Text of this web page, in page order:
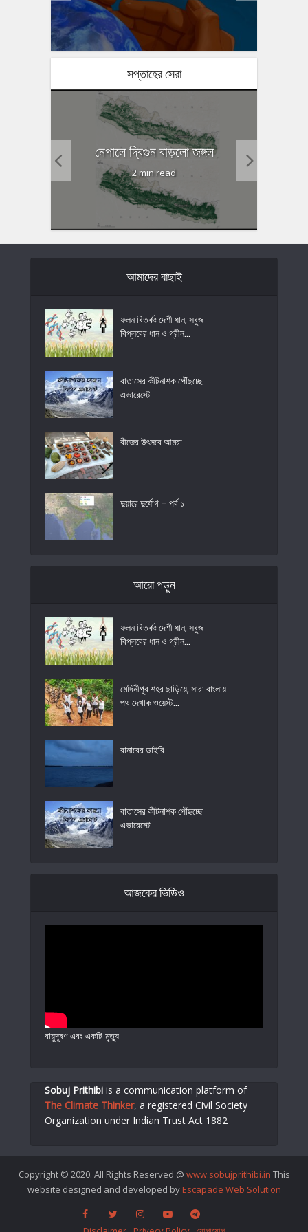
সপ্তাহের সেরা
নেপালে দ্বিগুন বাড়লো জঙ্গল
2 min read
আমাদের বাছাই
ফলন বিতর্কঃ দেশী ধান, সবুজ
বিপ্লবের ধান ও গ্রীন...
বাতাসের কীটনাশক পৌঁছচ্ছে
এভারেস্টে
বীজের উৎসবে আমরা
দুয়ারে দুর্যোগ – পর্ব ১
আরো পড়ুন
ফলন বিতর্কঃ দেশী ধান, সবুজ
বিপ্লবের ধান ও গ্রীন...
মেদিনীপুর শহর ছাড়িয়ে, সারা বাংলায়
পথ দেখাক ওয়েস্ট...
রানারের ডাইরি
বাতাসের কীটনাশক পৌঁছচ্ছে
এভারেস্টে
আজকের ভিডিও
বায়ুদূষণ এবং একটি মৃত্যু
Sobuj Prithibi is a communication platform of
The Climate Thinker, a registered Civil Society
Organization under Indian Trust Act 1882
Copyright © 2020. All Rights Reserved @ www.sobujprithibi.in This
website designed and developed by Escapade Web Solution